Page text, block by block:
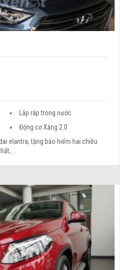
Lắp ráp trong nước
Động cơ Xăng 2.0
elantra, tặng bảo hiểm hai chiều
...